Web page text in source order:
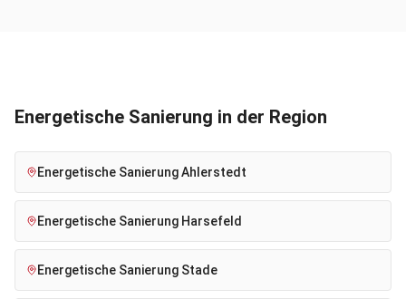
Energetische Sanierung in der Region
Energetische SanierungAhlerstedt
Energetische Sanierung Harsefeld
Energetische Sanierung Stade